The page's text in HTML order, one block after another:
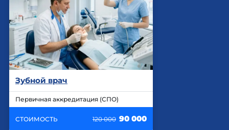
Зубной врач
Первичная аккредитация (СПО)
СТОИМОСТЬ 120 000 90 000